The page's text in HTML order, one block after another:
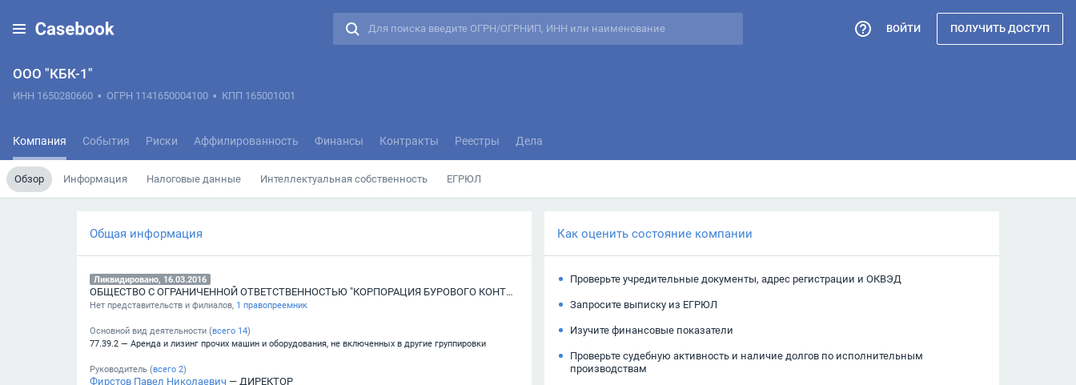
ООО "КБК-1"
ИНН 1650280660 • ОГРН 1141650004100 • КПП 165001001
Компания События Риски Аффилированность Финансы Контракты Реестры Дела
Обзор Информация Налоговые данные Интеллектуальная собственность ЕГРЮЛ
ВОЙТИ ПОЛУЧИТЬ ДОСТУП
Общая информация
Ликвидировано, 16.03.2016
ОБЩЕСТВО С ОГРАНИЧЕННОЙ ОТВЕТСТВЕННОСТЬЮ "КОРПОРАЦИЯ БУРОВОГО КОНТРОЛЯ-1"
Нет представительств и филиалов, 1 правопреемник
Основной вид деятельности (всего 14)
77.39.2 — Аренда и лизинг прочих машин и оборудования, не включенных в другие группировки
Руководитель (всего 2)
Фирстов Павел Николаевич — ДИРЕКТОР
Как оценить состояние компании
Проверьте учредительные документы, адрес регистрации и ОКВЭД
Запросите выписку из ЕГРЮЛ
Изучите финансовые показатели
Проверьте судебную активность и наличие долгов по исполнительным
производствам